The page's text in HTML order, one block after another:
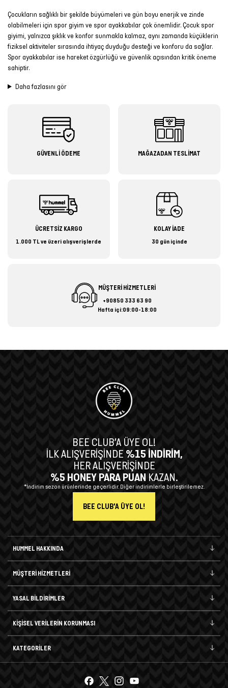
Çocukların sağlıklı bir şekilde büyümeleri ve gün boyu enerjik ve zinde
olabilmeleri için spor giyim ve spor ayakkabılar çok önemlidir. Çocuk spor
giyimi, yalnızca şıklık ve konfor sunmakla kalmaz, aynı zamanda küçüklerin
fiziksel aktiviteler sırasında ihtiyaç duyduğu desteği ve konforu da sağlar.
Spor ayakkabılar ise hareket özgürlüğü ve güvenlik açısından kritik öneme
sahiptir.
Daha fazlasını gör
GÜVENLİ ÖDEME MAĞAZADAN TESLİMAT
ÜCRETSİZ KARGO
1.000 TL ve üzeri alışverişlerde
KOLAY İADE
30 gün içinde
MÜŞTERİ HİZMETLERİ
+90850 333 63 90
Hafta içi:09:00-18:00
HUMMEL HAKKINDA
MÜŞTERİ HİZMETLERİ
YASAL BİLDİRİMLER
KİŞİSEL VERİLERİN KORUNMASI
KATEGORİLER
BEE CLUB’A ÜYE OL!
İLK ALIŞVERİŞİNDE %15 İNDİRİM,
HER ALIŞVERİŞİNDE
%5 HONEY PARA PUAN KAZAN.
*İndirim sezon ürünlerinde geçerlidir. Diğer indirimlerle birleştirilemez.
BEE CLUB'A ÜYE OL!